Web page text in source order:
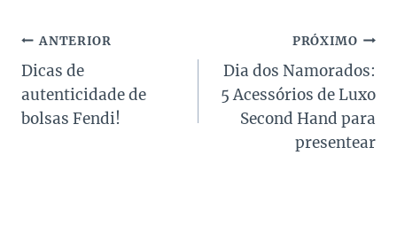
Navegação
de
Post
ANTERIOR
Dicas de
autenticidade de
bolsas Fendi!
PRÓXIMO
Dia dos Namorados:
5 Acessórios de Luxo
Second Hand para
presentear